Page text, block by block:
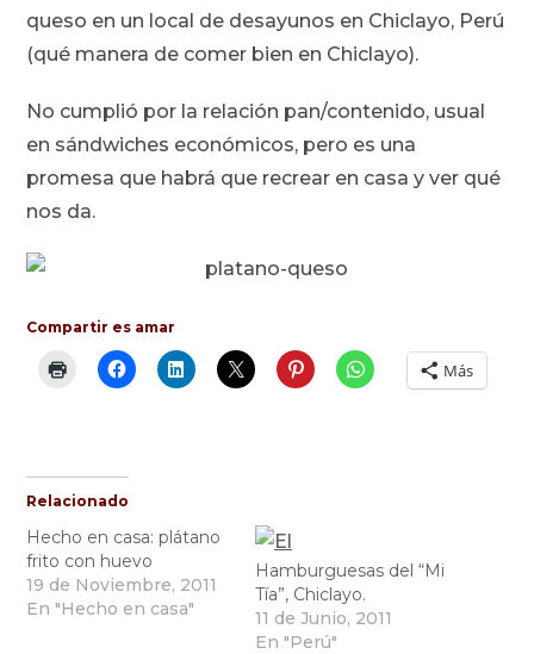
queso en un local de desayunos en Chiclayo, Perú
(qué manera de comer bien en Chiclayo).
No cumplió por la relación pan/contenido, usual
en sándwiches económicos, pero es una
promesa que habrá que recrear en casa y ver qué
nos da.
Compartir es amar
Más
Relacionado
Hecho en casa: plátano
frito con huevo
19 de Noviembre, 2011
En "Hecho en casa"
Hamburguesas del “Mi
Tía”, Chiclayo.
11 de Junio, 2011
En "Perú"